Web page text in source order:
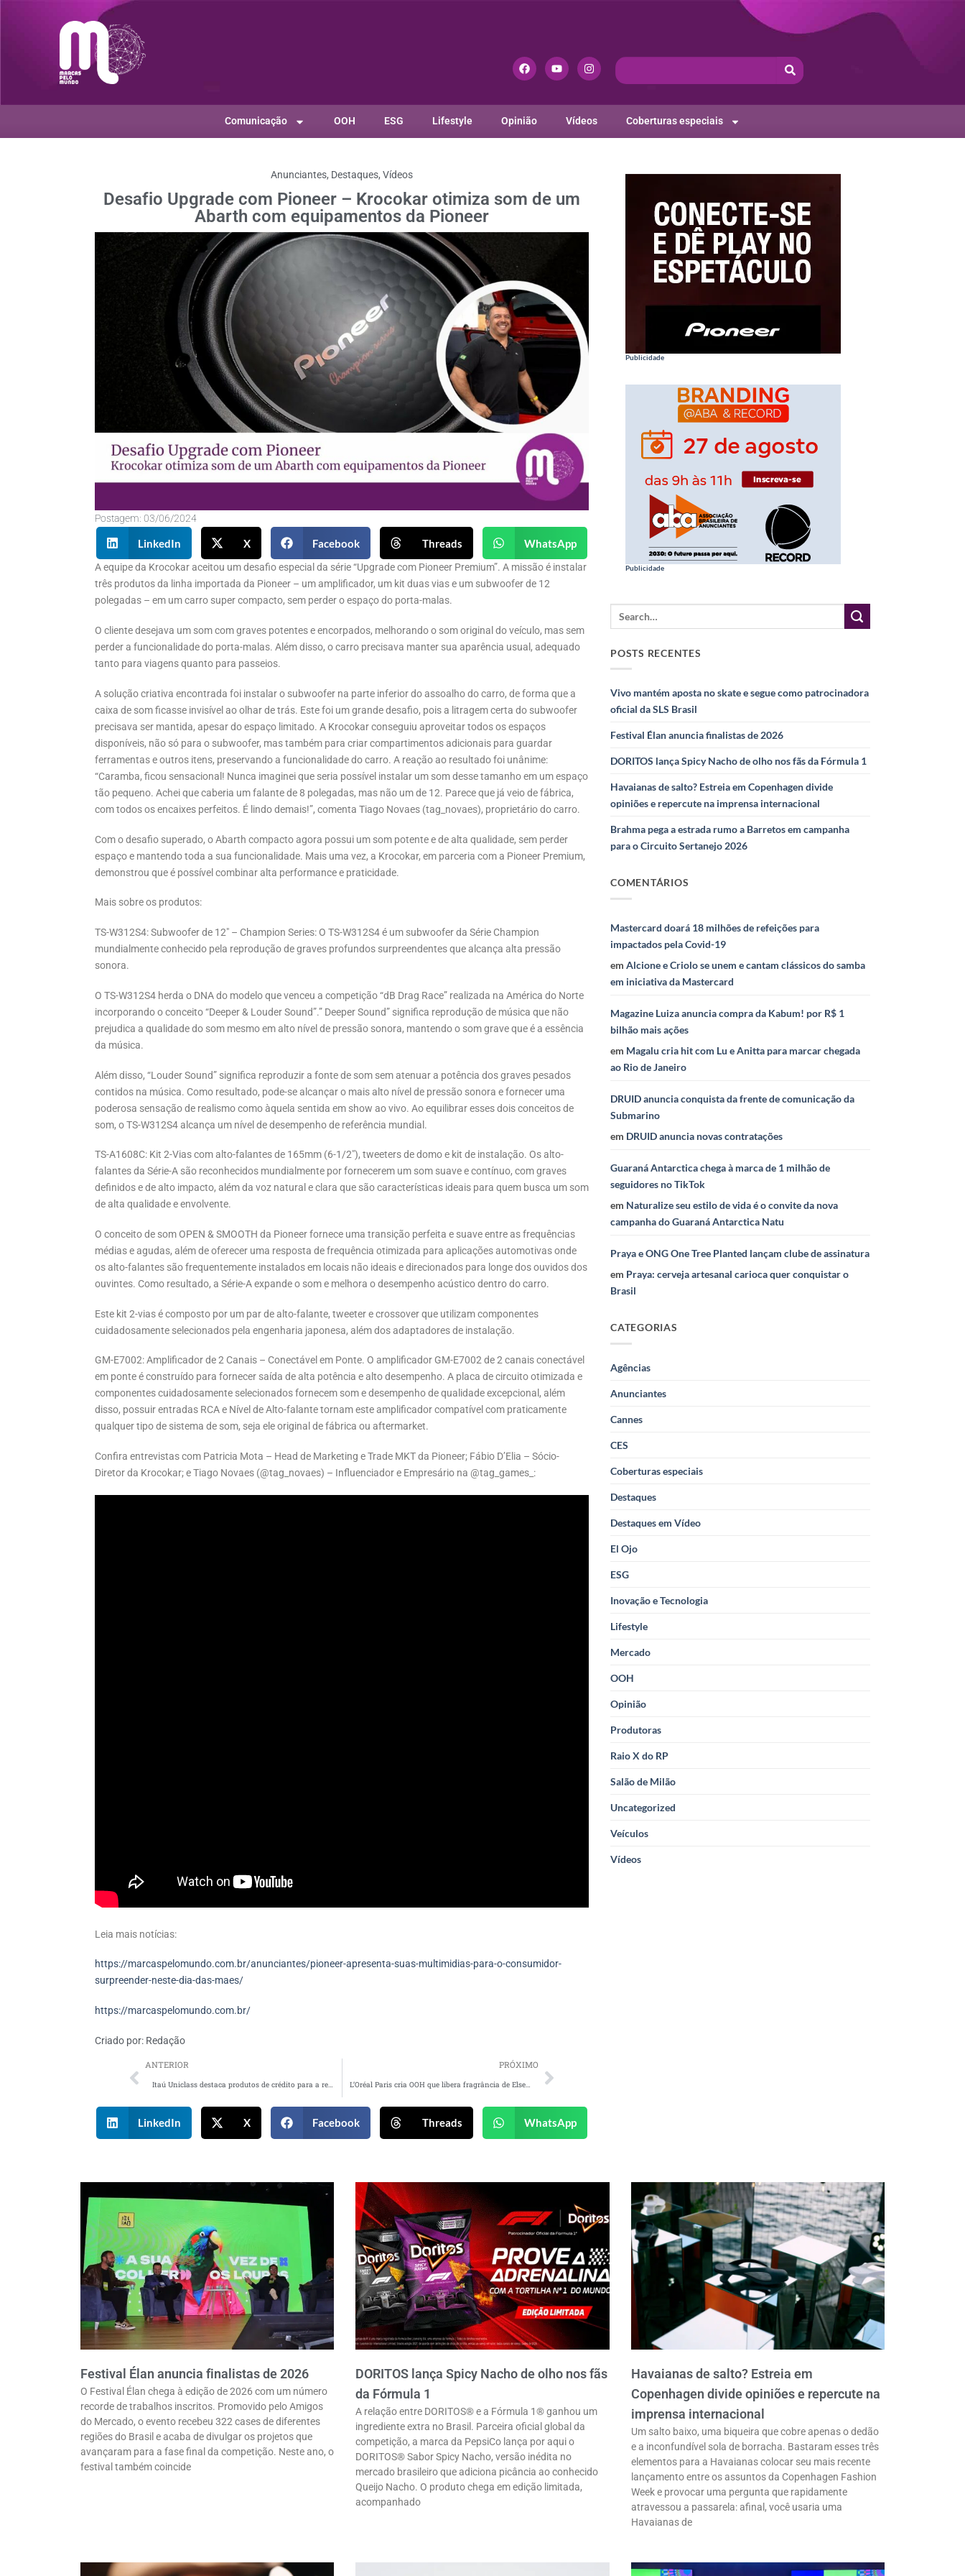
Comunicação OOH ESG Lifestyle Opinião Vídeos Coberturas especiais
Anunciantes, Destaques,Vídeos
Desafio Upgrade com Pioneer – Krocokar otimiza som de um
Abarth com equipamentos da Pioneer
Postagem: 03/06/2024
LinkedIn X Facebook Threads WhatsApp
A equipe da Krocokar aceitou um desafio especial da série “Upgrade com Pioneer Premium”. A missão é instalar
três produtos da linha importada da Pioneer – um amplificador, um kit duas vias e um subwoofer de 12
polegadas – em um carro super compacto, sem perder o espaço do porta-malas.
O cliente desejava um som com graves potentes e encorpados, melhorando o som original do veículo, mas sem
perder a funcionalidade do porta-malas. Além disso, o carro precisava manter sua aparência usual, adequado
tanto para viagens quanto para passeios.
A solução criativa encontrada foi instalar o subwoofer na parte inferior do assoalho do carro, de forma que a
caixa de som ficasse invisível ao olhar de trás. Este foi um grande desafio, pois a litragem certa do subwoofer
precisava ser mantida, apesar do espaço limitado. A Krocokar conseguiu aproveitar todos os espaços
disponíveis, não só para o subwoofer, mas também para criar compartimentos adicionais para guardar
ferramentas e outros itens, preservando a funcionalidade do carro. A reação ao resultado foi unânime:
“Caramba, ficou sensacional! Nunca imaginei que seria possível instalar um som desse tamanho em um espaço
tão pequeno. Achei que caberia um falante de 8 polegadas, mas não um de 12. Parece que já veio de fábrica,
com todos os encaixes perfeitos. É lindo demais!”, comenta Tiago Novaes (tag_novaes), proprietário do carro.
Com o desafio superado, o Abarth compacto agora possui um som potente e de alta qualidade, sem perder
espaço e mantendo toda a sua funcionalidade. Mais uma vez, a Krocokar, em parceria com a Pioneer Premium,
demonstrou que é possível combinar alta performance e praticidade.
Mais sobre os produtos:
TS-W312S4: Subwoofer de 12″ – Champion Series: O TS-W312S4 é um subwoofer da Série Champion
mundialmente conhecido pela reprodução de graves profundos surpreendentes que alcança alta pressão
sonora.
O TS-W312S4 herda o DNA do modelo que venceu a competição “dB Drag Race” realizada na América do Norte
incorporando o conceito “Deeper & Louder Sound”.” Deeper Sound” significa reprodução de música que não
prejudica a qualidade do som mesmo em alto nível de pressão sonora, mantendo o som grave que é a essência
da música.
Além disso, “Louder Sound” significa reproduzir a fonte de som sem atenuar a potência dos graves pesados ​​
contidos na música. Como resultado, pode-se alcançar o mais alto nível de pressão sonora e fornecer uma
poderosa sensação de realismo como àquela sentida em show ao vivo. Ao equilibrar esses dois conceitos de
som, o TS-W312S4 alcança um nível de desempenho de referência mundial.
TS-A1608C: Kit 2-Vias com alto-falantes de 165mm (6-1/2″), tweeters de domo e kit de instalação. Os alto-
falantes da Série-A são reconhecidos mundialmente por fornecerem um som suave e contínuo, com graves
definidos e de alto impacto, além da voz natural e clara que são características ideais para quem busca um som
de alta qualidade e envolvente.
O conceito de som OPEN & SMOOTH da Pioneer fornece uma transição perfeita e suave entre as frequências
médias e agudas, além de oferecer uma resposta de frequência otimizada para aplicações automotivas onde
os alto-falantes são frequentemente instalados em locais não ideais e direcionados para longe dos ouvidos dos
ouvintes. Como resultado, a Série-A expande o som e melhora o desempenho acústico dentro do carro.
Este kit 2-vias é composto por um par de alto-falante, tweeter e crossover que utilizam componentes
cuidadosamente selecionados pela engenharia japonesa, além dos adaptadores de instalação.
GM-E7002: Amplificador de 2 Canais – Conectável em Ponte. O amplificador GM-E7002 de 2 canais conectável
em ponte é construído para fornecer saída de alta potência e alto desempenho. A placa de circuito otimizada e
componentes cuidadosamente selecionados fornecem som e desempenho de qualidade excepcional, além
disso, possuir entradas RCA e Nível de Alto-falante tornam este amplificador compatível com praticamente
qualquer tipo de sistema de som, seja ele original de fábrica ou aftermarket.
Confira entrevistas com Patricia Mota – Head de Marketing e Trade MKT da Pioneer; Fábio D’Elia – Sócio-
Diretor da Krocokar; e Tiago Novaes (@tag_novaes) – Influenciador e Empresário na @tag_games_:
Leia mais notícias:
https://marcaspelomundo.com.br/anunciantes/pioneer-apresenta-suas-multimidias-para-o-consumidor-
surpreender-neste-dia-das-maes/
https://marcaspelomundo.com.br/
Criado por: Redação
ANTERIOR PRÓXIMO
L’Oréal Paris cria OOH que libera fragrância de Elseve Glycolic Gloss
LinkedIn X Facebook Threads WhatsApp
Publicidade
Publicidade
POSTS RECENTES
Vivo mantém aposta no skate e segue como patrocinadora
oficial da SLS Brasil
Festival Élan anuncia finalistas de 2026
DORITOS lança Spicy Nacho de olho nos fãs da Fórmula 1
Havaianas de salto? Estreia em Copenhagen divide
opiniões e repercute na imprensa internacional
Brahma pega a estrada rumo a Barretos em campanha
para o Circuito Sertanejo 2026
COMENTÁRIOS
Mastercard doará 18 milhões de refeições para
impactados pela Covid-19
emAlcione e Criolo se unem e cantam clássicos do samba
em iniciativa da Mastercard
Magazine Luiza anuncia compra da Kabum! por R$ 1
bilhão mais ações
em Magalu cria hit com Lu e Anitta para marcar chegada
ao Rio de Janeiro
DRUID anuncia conquista da frente de comunicação da
Submarino
em DRUID anuncia novas contratações
Guaraná Antarctica chega à marca de 1 milhão de
seguidores no TikTok
em Naturalize seu estilo de vida é o convite da nova
campanha do Guaraná Antarctica Natu
Praya e ONG One Tree Planted lançam clube de assinatura
em Praya: cerveja artesanal carioca quer conquistar o
Brasil
CATEGORIAS
Agências
Anunciantes
Cannes
CES
Coberturas especiais
Destaques
Destaques em Vídeo
El Ojo
ESG
Inovação e Tecnologia
Lifestyle
Mercado
OOH
Opinião
Produtoras
Raio X do RP
Salão de Milão
Uncategorized
Veículos
Vídeos
Festival Élan anuncia finalistas de 2026
O Festival Élan chega à edição de 2026 com um número
recorde de trabalhos inscritos. Promovido pelo Amigos
do Mercado, o evento recebeu 322 cases de diferentes
regiões do Brasil e acaba de divulgar os projetos que
avançaram para a fase final da competição. Neste ano, o
festival também coincide
DORITOS lança Spicy Nacho de olho nos fãs
da Fórmula 1
A relação entre DORITOS® e a Fórmula 1® ganhou um
ingrediente extra no Brasil. Parceira oficial global da
competição, a marca da PepsiCo lança por aqui o
DORITOS® Sabor Spicy Nacho, versão inédita no
mercado brasileiro que adiciona picância ao conhecido
Queijo Nacho. O produto chega em edição limitada,
acompanhado
Havaianas de salto? Estreia em
Copenhagen divide opiniões e repercute na
imprensa internacional
Um salto baixo, uma biqueira que cobre apenas o dedão
e a inconfundível sola de borracha. Bastaram esses três
elementos para a Havaianas colocar seu mais recente
lançamento entre os assuntos da Copenhagen Fashion
Week e provocar uma pergunta que rapidamente
atravessou a passarela: afinal, você usaria uma
Havaianas de